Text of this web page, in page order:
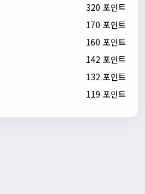
320 포인트
170 포인트
160 포인트
142 포인트
132 포인트
119 포인트